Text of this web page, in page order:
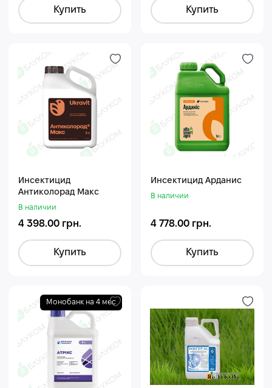
Купить Купить
Инсектицид
Антиколорад Макс
В наличии
4 398.00 грн.
Купить
Инсектицид Арданис
В наличии
4 778.00 грн.
Купить
Монобанк на 4 мес